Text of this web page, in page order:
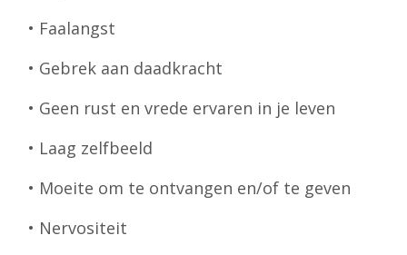
• Faalangst
• Gebrek aan daadkracht
• Geen rust en vrede ervaren in je leven
• Laag zelfbeeld
• Moeite om te ontvangen en/of te geven
• Nervositeit